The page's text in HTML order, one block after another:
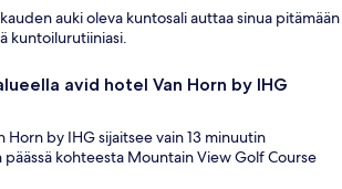
auki oleva kuntosali auttaa sinua pitämään
kuntoilurutiiniasi.
avid hotel Van Horn by IHG
Horn by IHG sijaitsee vain 13 minuutin
päässä kohteesta Mountain View Golf Course